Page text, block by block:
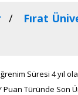
Fırat
Süresi 4 yıl
Türünde Son